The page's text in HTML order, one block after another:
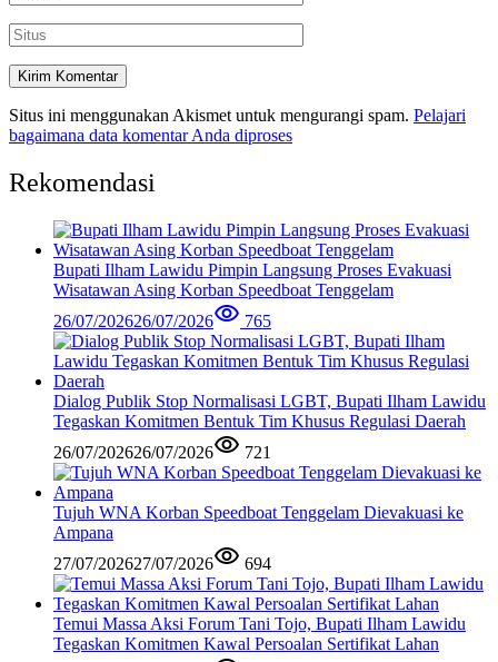
Situs ini menggunakan Akismet untuk mengurangi spam. Pelajari
bagaimana data komentar Anda diproses
Rekomendasi
Bupati Ilham Lawidu Pimpin Langsung Proses Evakuasi
Wisatawan Asing Korban Speedboat Tenggelam
26/07/202626/07/2026 765
Dialog Publik Stop Normalisasi LGBT, Bupati Ilham Lawidu
Tegaskan Komitmen Bentuk Tim Khusus Regulasi Daerah
26/07/202626/07/2026 721
Tujuh WNA Korban Speedboat Tenggelam Dievakuasi ke
Ampana
27/07/202627/07/2026 694
Temui Massa Aksi Forum Tani Tojo, Bupati Ilham Lawidu
Tegaskan Komitmen Kawal Persoalan Sertifikat Lahan